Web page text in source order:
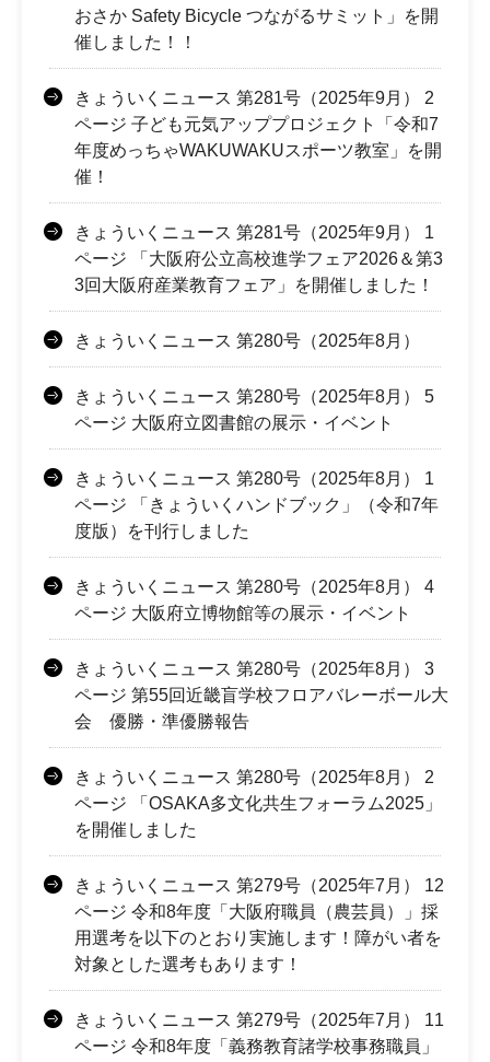
おさか Safety Bicycle つながるサミット」を開
催しました！！
きょういくニュース 第281号（2025年9月） 2
ページ 子ども元気アッププロジェクト「令和7
年度めっちゃWAKUWAKUスポーツ教室」を開
催！
きょういくニュース 第281号（2025年9月） 1
ページ 「大阪府公立高校進学フェア2026＆第3
3回大阪府産業教育フェア」を開催しました！
きょういくニュース 第280号（2025年8月）
きょういくニュース 第280号（2025年8月） 5
ページ 大阪府立図書館の展示・イベント
きょういくニュース 第280号（2025年8月） 1
ページ 「きょういくハンドブック」（令和7年
度版）を刊行しました
きょういくニュース 第280号（2025年8月） 4
ページ 大阪府立博物館等の展示・イベント
きょういくニュース 第280号（2025年8月） 3
ページ 第55回近畿盲学校フロアバレーボール大
会 優勝・準優勝報告
きょういくニュース 第280号（2025年8月） 2
ページ 「OSAKA多文化共生フォーラム2025」
を開催しました
きょういくニュース 第279号（2025年7月） 12
ページ 令和8年度「大阪府職員（農芸員）」採
用選考を以下のとおり実施します！障がい者を
対象とした選考もあります！
きょういくニュース 第279号（2025年7月） 11
ページ 令和8年度「義務教育諸学校事務職員」